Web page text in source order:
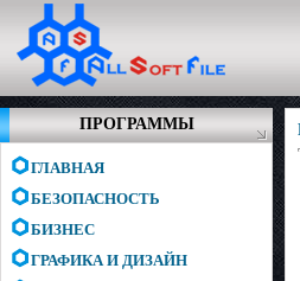
ПРОГРАММЫ
ГЛАВНАЯ
БЕЗОПАСНОСТЬ
БИЗНЕС
ГРАФИКА И ДИЗАЙН